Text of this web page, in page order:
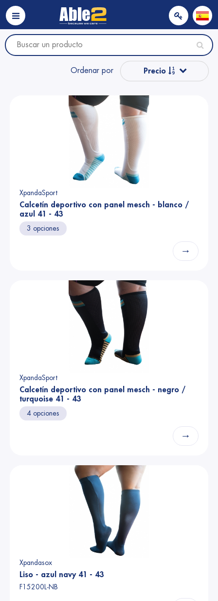
Ordenar por Precio
Nombre
Precio
XpandaSport
Calcetín deportivo con panel mesch - blanco /
azul 41 - 43
3 opciones
→
XpandaSport
Calcetín deportivo con panel mesch - negro /
turquoise 41 - 43
4 opciones
→
Xpandasox
Liso - azul navy 41 - 43
F15200L-NB